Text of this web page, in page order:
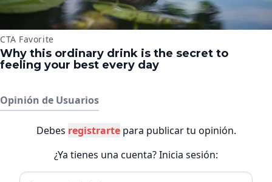
Opinión de Usuarios
Debes registrartepara publicar tu opinión.
¿Ya tienes una cuenta? Inicia sesión: